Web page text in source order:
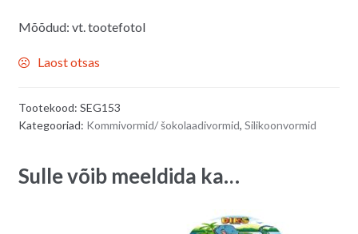
Mõõdud: vt. tootefotol
Laost otsas
Tootekood: SEG153
Kategooriad: Kommivormid/ šokolaadivormid, Silikoonvormid
Sulle võib meeldida ka…